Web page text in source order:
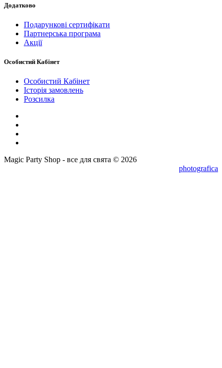
Додатково
Подарункові сертифікати
Партнерська програма
Акції
Особистий Кабінет
Особистий Кабінет
Історія замовлень
Розсилка
Magic Party Shop - все для свята © 2026
photografica